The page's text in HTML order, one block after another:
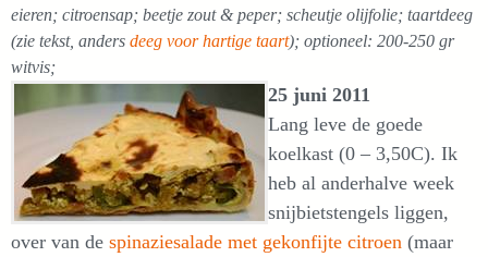
eieren; citroensap; beetje zout & peper; scheutje olijfolie; taartdeeg
(zie tekst, anders deeg voor hartige taart); optioneel: 200-250 gr
witvis;
25 juni 2011
Lang leve de goede
koelkast (0 – 3,50C). Ik
heb al anderhalve week
snijbietstengels liggen,
over van de spinaziesalade met gekonfijte citroen (maar